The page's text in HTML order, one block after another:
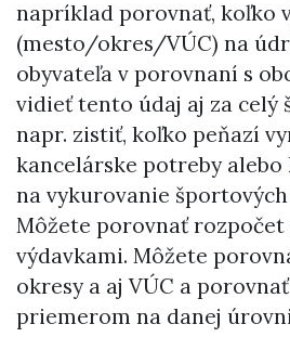
napríklad porovnať, koľko
(mesto/okres/VÚC) na
obyvateľa v porovnaní s
vidieť tento údaj aj za celý
napr. zistiť, koľko peňazí
kancelárske potreby
na vykurovanie športových
Môžete porovnať
výdavkami. Môžete
okresy a aj VÚC a
priemerom na danej